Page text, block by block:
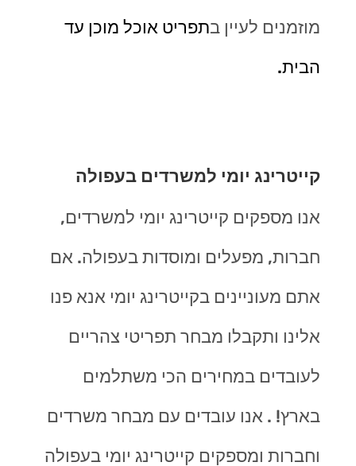
מוזמנים לעיין בתפריט אוכל מוכן עד
הבית.
קייטרינג יומי למשרדים בעפולה
אנו מספקים קייטרינג יומי למשרדים,
חברות, מפעלים ומוסדות בעפולה. אם
אתם מעוניינים בקייטרינג יומי אנא פנו
אלינו ותקבלו מבחר תפריטי צהריים
לעובדים במחירים הכי משתלמים
בארץ! . אנו עובדים עם מבחר משרדים
וחברות ומספקים קייטרינג יומי בעפולה